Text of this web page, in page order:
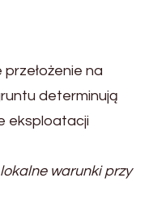
na
determinują
eksploatacji
warunki przy